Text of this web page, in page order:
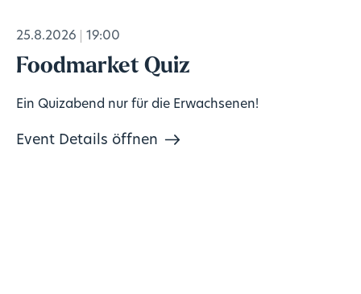
25.8.2026 19:00
Foodmarket Quiz
Ein Quizabend nur für die Erwachsenen!
Event Details öffnen